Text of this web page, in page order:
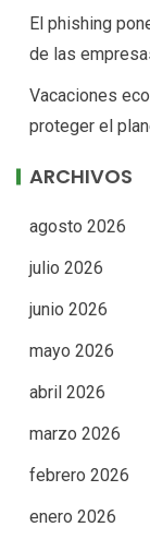
El phishing
de las
Vacaciones
proteger el
ARCHIVOS
agosto 2026
julio 2026
junio 2026
mayo 2026
abril 2026
marzo 2026
febrero 2026
enero 2026